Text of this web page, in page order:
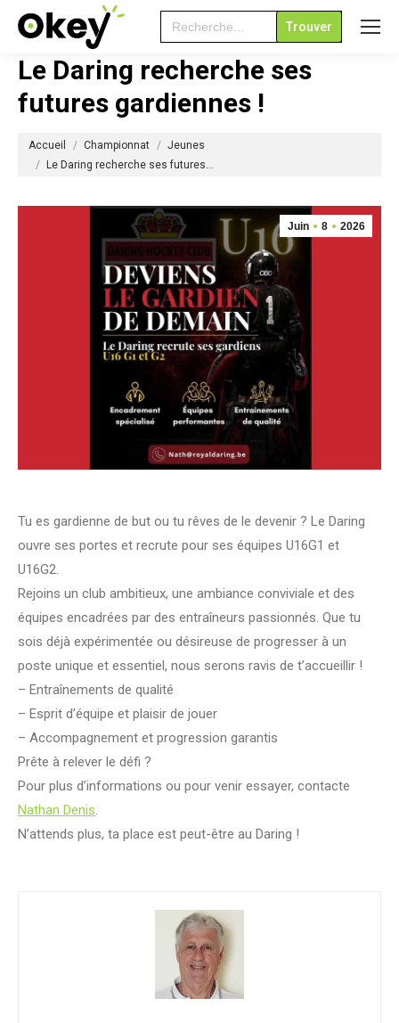
Search
for:
Le Daring recherche ses
futures gardiennes !
Accueil Championnat
Jeunes
Le Daring recherche ses futures…
Juin 8 2026
Tu es gardienne de but ou tu rêves de le devenir ? Le Daring
ouvre ses portes et recrute pour ses équipes U16G1 et
U16G2.
Rejoins un club ambitieux, une ambiance conviviale et des
équipes encadrées par des entraîneurs passionnés. Que tu
sois déjà expérimentée ou désireuse de progresser à un
poste unique et essentiel, nous serons ravis de t’accueillir !
– Entraînements de qualité
– Esprit d’équipe et plaisir de jouer
– Accompagnement et progression garantis
Prête à relever le défi ?
Pour plus d’informations ou pour venir essayer, contacte
Nathan Denis.
N’attends plus, ta place est peut-être au Daring !